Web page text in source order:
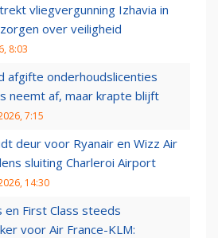
vliegvergunning Izhavia in
over veiligheid
8:03
afgifte onderhoudslicenties
neemt af, maar krapte blijft
7:15
deur voor Ryanair en Wizz Air
sluiting Charleroi Airport
14:30
en First Class steeds
voor Air France-KLM: